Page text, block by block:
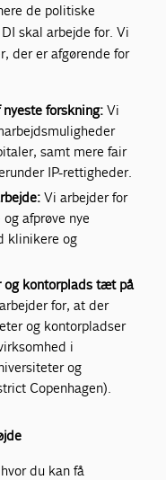
de politiske
skal arbejde for. Vi
der er afgørende for
forskning: Vi
samt mere fair
IP-rettigheder.
Vi arbejder for
afprøve nye
klinikere og
kontorplads tæt på
for, at der
og kontorpladser
i
og
Copenhagen).
du kan få